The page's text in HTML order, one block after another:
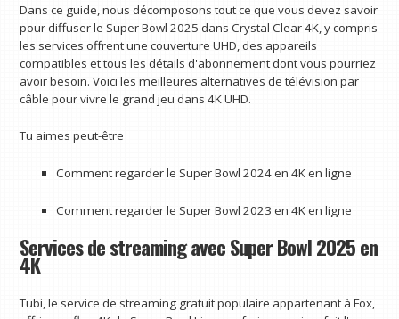
Dans ce guide, nous décomposons tout ce que vous devez savoir
pour diffuser le Super Bowl 2025 dans Crystal Clear 4K, y compris
les services offrent une couverture UHD, des appareils
compatibles et tous les détails d'abonnement dont vous pourriez
avoir besoin. Voici les meilleures alternatives de télévision par
câble pour vivre le grand jeu dans 4K UHD.
Tu aimes peut-être
Comment regarder le Super Bowl 2024 en 4K en ligne
Comment regarder le Super Bowl 2023 en 4K en ligne
Services de streaming avec Super Bowl 2025 en
4K
Tubi, le service de streaming gratuit populaire appartenant à Fox,